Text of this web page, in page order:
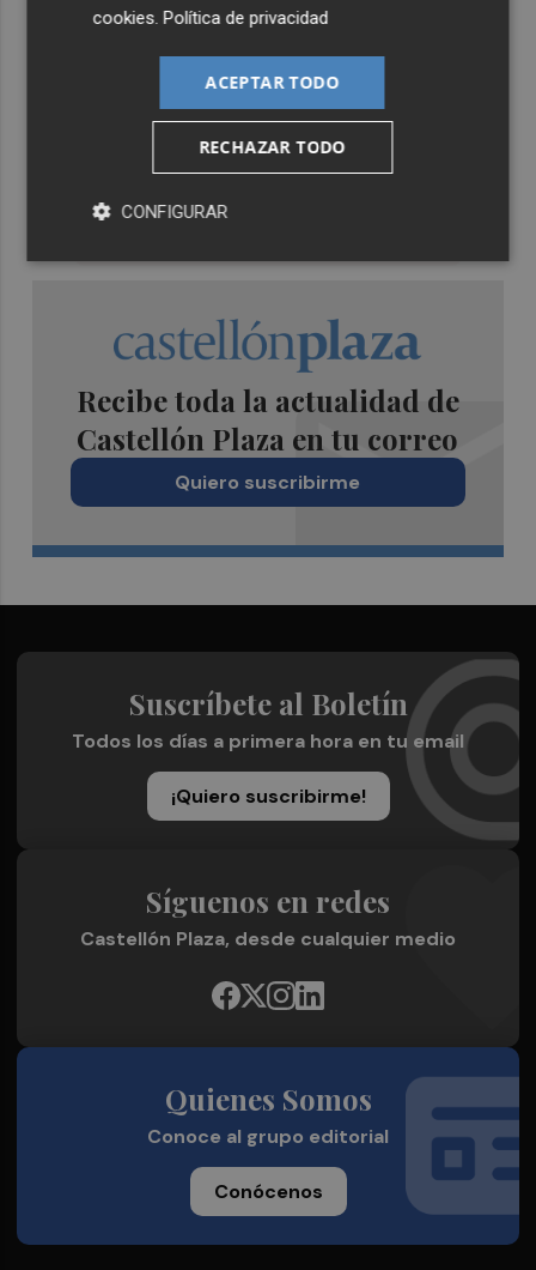
Recibe toda la actualidad de
Castellón Plaza en tu correo
Quiero suscribirme
Suscríbete al Boletín
Todos los días a primera hora en tu email
¡Quiero suscribirme!
Síguenos en redes
Castellón Plaza, desde cualquier medio
Quienes Somos
Conoce al grupo editorial
Conócenos
cookies.Política de privacidad
ACEPTAR TODO
RECHAZAR TODO
CONFIGURAR